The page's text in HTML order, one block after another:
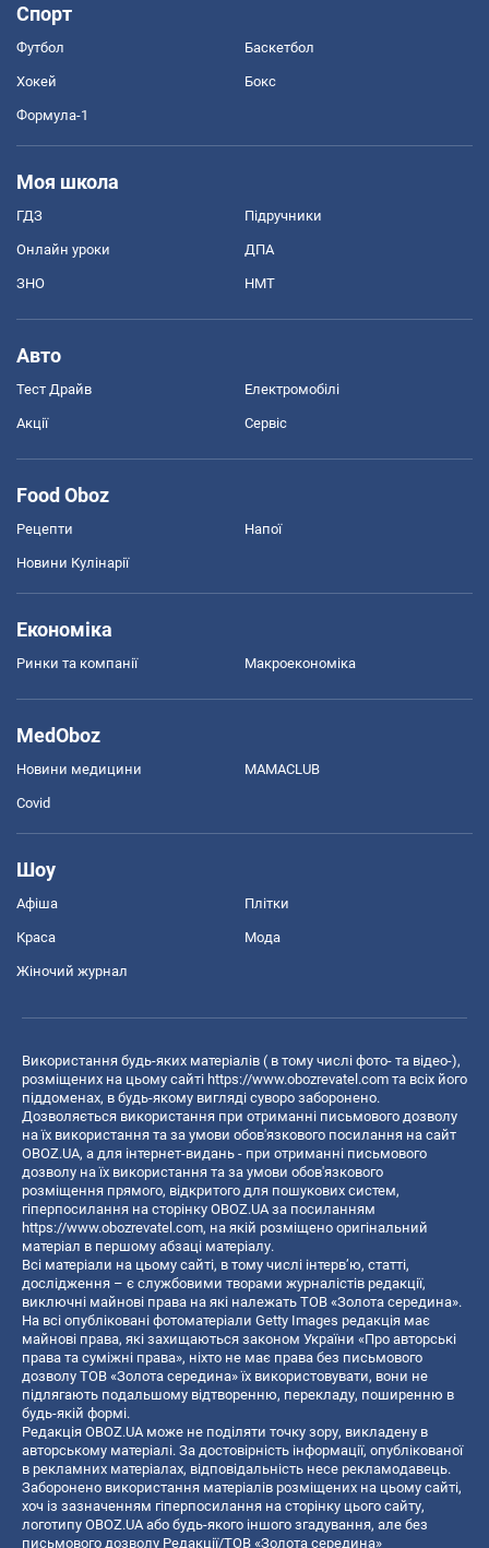
Спорт
Футбол Баскетбол
Хокей Бокс
Формула-1
Моя школа
ГДЗ Підручники
Онлайн уроки ДПА
ЗНО НМТ
Авто
Тест Драйв Електромобілі
Акції Сервіс
Food Oboz
Рецепти Напої
Новини Кулінарії
Економіка
Ринки та компанії Макроекономіка
MedOboz
Новини медицини MAMACLUB
Covid
Шоу
Афіша Плітки
Краса Мода
Жіночий журнал
Використання будь-яких матеріалів ( в тому числі фото- та відео-),
розміщених на цьому сайті https://www.obozrevatel.com та всіх його
піддоменах, в будь-якому вигляді суворо заборонено.
Дозволяється використання при отриманні письмового дозволу
на їх використання та за умови обов'язкового посилання на сайт
OBOZ.UA, а для інтернет-видань - при отриманні письмового
дозволу на їх використання та за умови обов'язкового
розміщення прямого, відкритого для пошукових систем,
гіперпосилання на сторінку OBOZ.UA за посиланням
https://www.obozrevatel.com, на якій розміщено оригінальний
матеріал в першому абзаці матеріалу.
Всі матеріали на цьому сайті, в тому числі інтерв’ю, статті,
дослідження – є службовими творами журналістів редакції,
виключні майнові права на які належать ТОВ «Золота середина».
На всі опубліковані фотоматеріали Getty Images редакція має
майнові права, які захищаються законом України «Про авторські
права та суміжні права», ніхто не має права без письмового
дозволу ТОВ «Золота середина» їх використовувати, вони не
підлягають подальшому відтворенню, перекладу, поширенню в
будь-якій формі.
Редакція OBOZ.UA може не поділяти точку зору, викладену в
авторському матеріалі. За достовірність інформації, опублікованої
в рекламних матеріалах, відповідальність несе рекламодавець.
Заборонено використання матеріалів розміщених на цьому сайті,
хоч із зазначенням гіперпосилання на сторінку цього сайту,
логотипу OBOZ.UA або будь-якого іншого згадування, але без
письмового дозволу Редакції/ТОВ «Золота середина»